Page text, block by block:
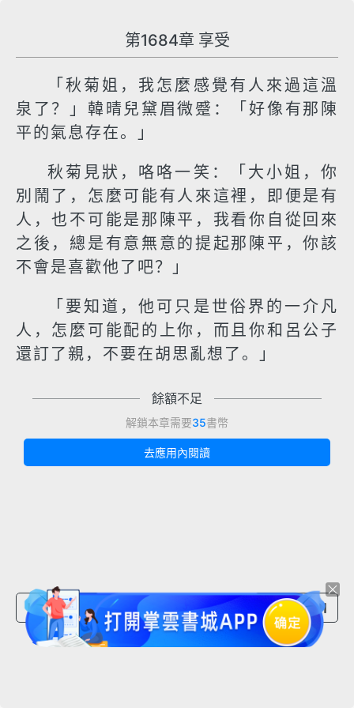
第1684章 享受
「秋菊姐，我怎麼感覺有人來過這溫
泉了？」韓晴兒黛眉微蹙：「好像有那陳
平的氣息存在。」
秋菊見狀，咯咯一笑：「大小姐，你
別鬧了，怎麼可能有人來這裡，即便是有
人，也不可能是那陳平，我看你自從回來
之後，總是有意無意的提起那陳平，你該
不會是喜歡他了吧？」
「要知道，他可只是世俗界的一介凡
人，怎麼可能配的上你，而且你和呂公子
還訂了親，不要在胡思亂想了。」
餘額不足
解鎖本章需要35書幣
去應用內閱讀
上一章節 下一章節